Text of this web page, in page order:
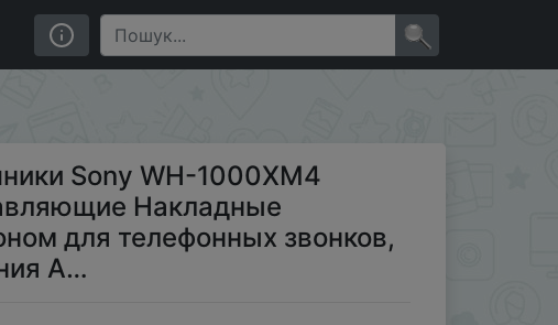
Накладные наушники с микрофоном для телефонных
Sony WH-1000XM4
Накладные
для телефонных звонков,
A…